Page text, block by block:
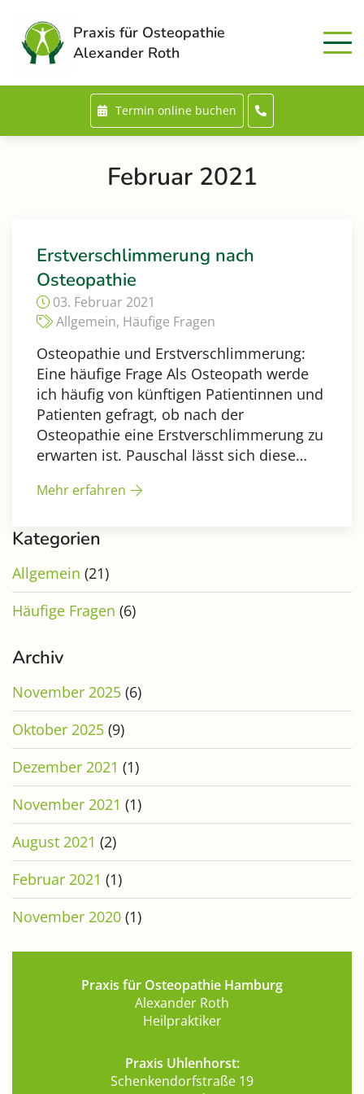
Praxis für Osteopathie
Alexander Roth
Termin online buchen
Februar 2021
Erstverschlimmerung nach
Osteopathie
03. Februar 2021
Allgemein, Häufige Fragen
Osteopathie und Erstverschlimmerung:
Eine häufige Frage Als Osteopath werde
ich häufig von künftigen Patientinnen und
Patienten gefragt, ob nach der
Osteopathie eine Erstverschlimmerung zu
erwarten ist. Pauschal lässt sich diese…
Mehr erfahren
Kategorien
Allgemein (21)
Häufige Fragen (6)
Archiv
November 2025 (6)
Oktober 2025 (9)
Dezember 2021 (1)
November 2021 (1)
August 2021 (2)
Februar 2021 (1)
November 2020 (1)
Praxis für Osteopathie Hamburg
Alexander Roth
Heilpraktiker
Praxis Uhlenhorst:
Schenkendorfstraße 19